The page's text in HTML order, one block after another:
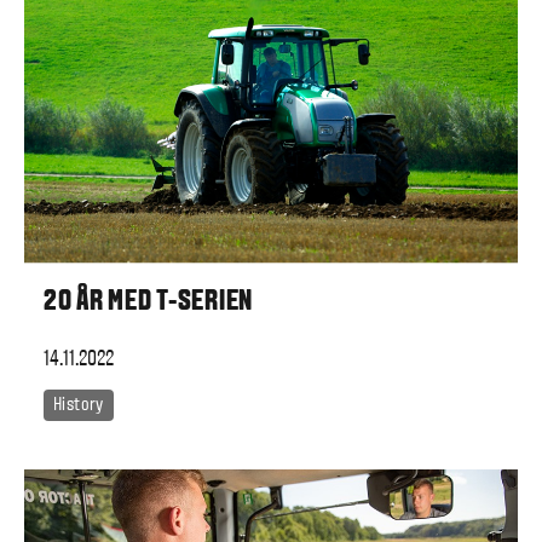
20 ÅR MED T-SERIEN
14.11.2022
History